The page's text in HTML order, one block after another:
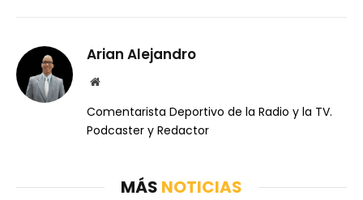
Arian Alejandro
Website
Comentarista Deportivo de la Radio y la TV.
Podcaster y Redactor
MÁS NOTICIAS